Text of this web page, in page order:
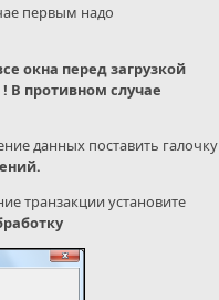
первым надо
окна перед загрузкой
В противном случае
данных поставить галочку
транзакции установите